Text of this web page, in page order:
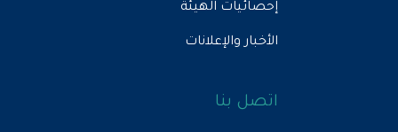
إحصائيات الهيئة
الأخبار والإعلانات
اتصل بنا